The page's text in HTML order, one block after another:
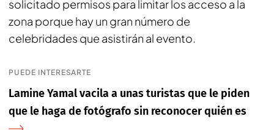
solicitado permisos para limitar los acceso a la
zona porque hay un gran número de
celebridades que asistirán al evento.
PUEDE INTERESARTE
Lamine Yamal vacila a unas turistas que le piden
que le haga de fotógrafo sin reconocer quién es